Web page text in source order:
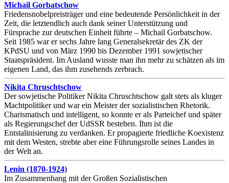
Michail Gorbatschow
Friedensnobelpreisträger und eine bedeutende Persönlichkeit in der
Zeit, die letztendlich auch dank seiner Unterstützung und
Fürsprache zur deutschen Einheit führte – Michail Gorbatschow.
Seit 1985 war er sechs Jahre lang Generalsekretär des ZK der
KPdSU und von März 1990 bis Dezember 1991 sowjetischer
Staatspräsident. Im Ausland wusste man ihn mehr zu schätzen als im
eigenen Land, das ihm zusehends zerbrach.
Nikita Chruschtschow
Der sowjetische Politiker Nikita Chruschtschow galt stets als kluger
Machtpolitiker und war ein Meister der sozialistischen Rhetorik.
Charismatisch und intelligent, so konnte er als Parteichef und später
als Regierungschef der UdSSR bestehen. Ihm ist die
Entstalinisierung zu verdanken. Er propagierte friedliche Koexistenz
mit dem Westen, strebte aber eine Führungsrolle seines Landes in
der Welt an.
Lenin (1870-1924)
Im Zusammenhang mit der Großen Sozialistischen